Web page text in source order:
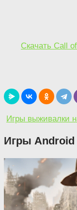
Скачать Call
Игры выживалки
Игры Android